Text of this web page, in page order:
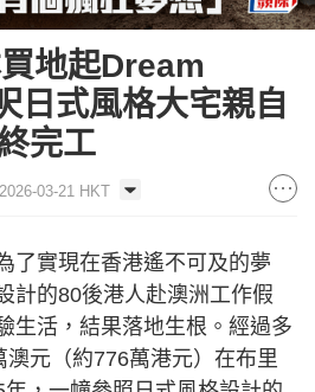
地起Dream
日式風格大宅親自
完工
03-21 HKT
了實現在香港遙不可及的夢
計的80後港人赴澳洲工作假
生活，結果落地生根。經過多
元（約776萬港元）在布里